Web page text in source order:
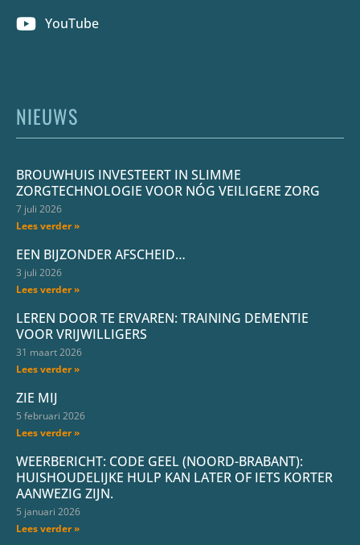
YouTube
NIEUWS
BROUWHUIS INVESTEERT IN SLIMME
ZORGTECHNOLOGIE VOOR NÓG VEILIGERE ZORG
7 juli 2026
Lees verder »
EEN BIJZONDER AFSCHEID…
3 juli 2026
Lees verder »
LEREN DOOR TE ERVAREN: TRAINING DEMENTIE
VOOR VRIJWILLIGERS
31 maart 2026
Lees verder »
ZIE MIJ
5 februari 2026
Lees verder »
WEERBERICHT: CODE GEEL (NOORD-BRABANT):
HUISHOUDELIJKE HULP KAN LATER OF IETS KORTER
AANWEZIG ZIJN.
5 januari 2026
Lees verder »